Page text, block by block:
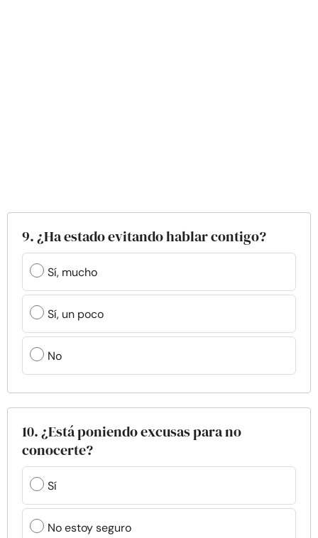
9. ¿Ha estado evitando hablar contigo?
Sí, mucho
Sí, un poco
No
10. ¿Está poniendo excusas para no
conocerte?
Sí
No estoy seguro